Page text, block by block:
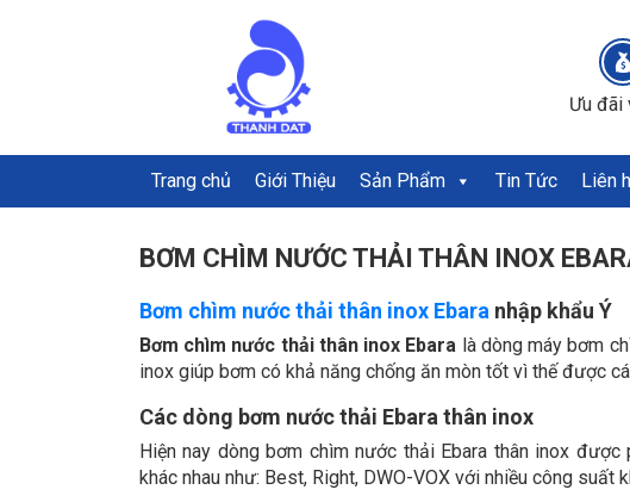
Ưu đãi
Trang chủ Giới Thiệu Sản Phẩm Tin Tức Liên
BƠM CHÌM NƯỚC THẢI THÂN INOX
Bơm chìm nước thải thân inox Ebara nhập khẩu Ý
Bơm chìm nước thải thân inox Ebara là dòng máy bơm
inox giúp bơm có khả năng chống ăn mòn tốt vì thế được
Các dòng bơm nước thải Ebara thân inox
Hiện nay dòng bơm chìm nước thải Ebara thân inox
khác nhau như: Best, Right, DWO-VOX với nhiều công suất